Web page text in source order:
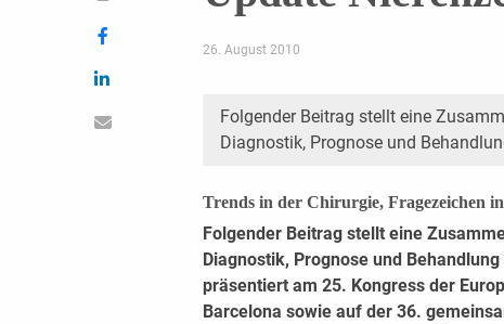
26. August 2010
Folgender Beitrag stellt eine
Diagnostik, Prognose und
Trends in der Chirurgie, Fragezeichen
Folgender Beitrag stellt eine
Diagnostik, Prognose und
präsentiert am 25. Kongress der
Barcelona sowie auf der 36.